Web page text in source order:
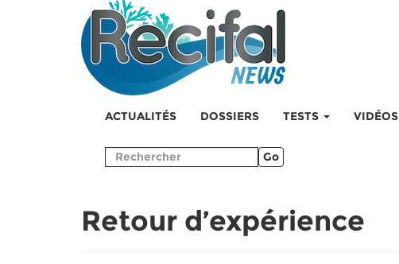
ACTUALITÉS DOSSIERS TESTS VIDÉOS
Go
Retour d’expérience